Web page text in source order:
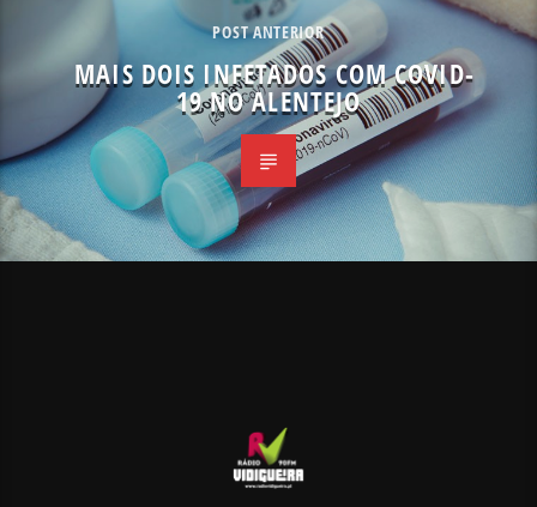
POST ANTERIOR
MAIS DOIS INFETADOS COM COVID-
19 NO ALENTEJO